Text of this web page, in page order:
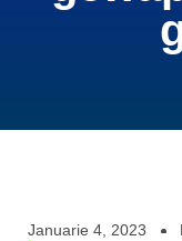
Januarie 4, 2023